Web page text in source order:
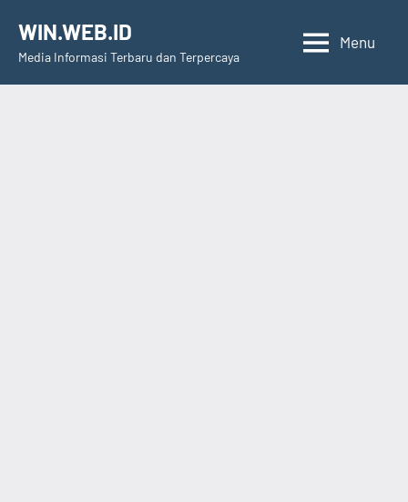
content
WIN.WEB.ID
Media Informasi Terbaru dan Terpercaya
Menu